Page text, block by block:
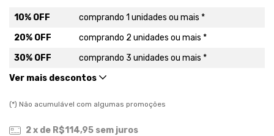
10% OFF
comprando 1 unidades ou mais *
20% OFF
comprando 2 unidades ou mais *
30% OFF
comprando 3 unidades ou mais *
Ver mais descontos
(*) Não acumulável com algumas promoções
2x de R$114,95 sem juros